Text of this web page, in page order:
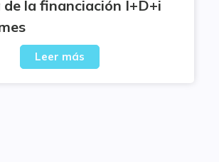
de la financiación I+D+i
Leer más